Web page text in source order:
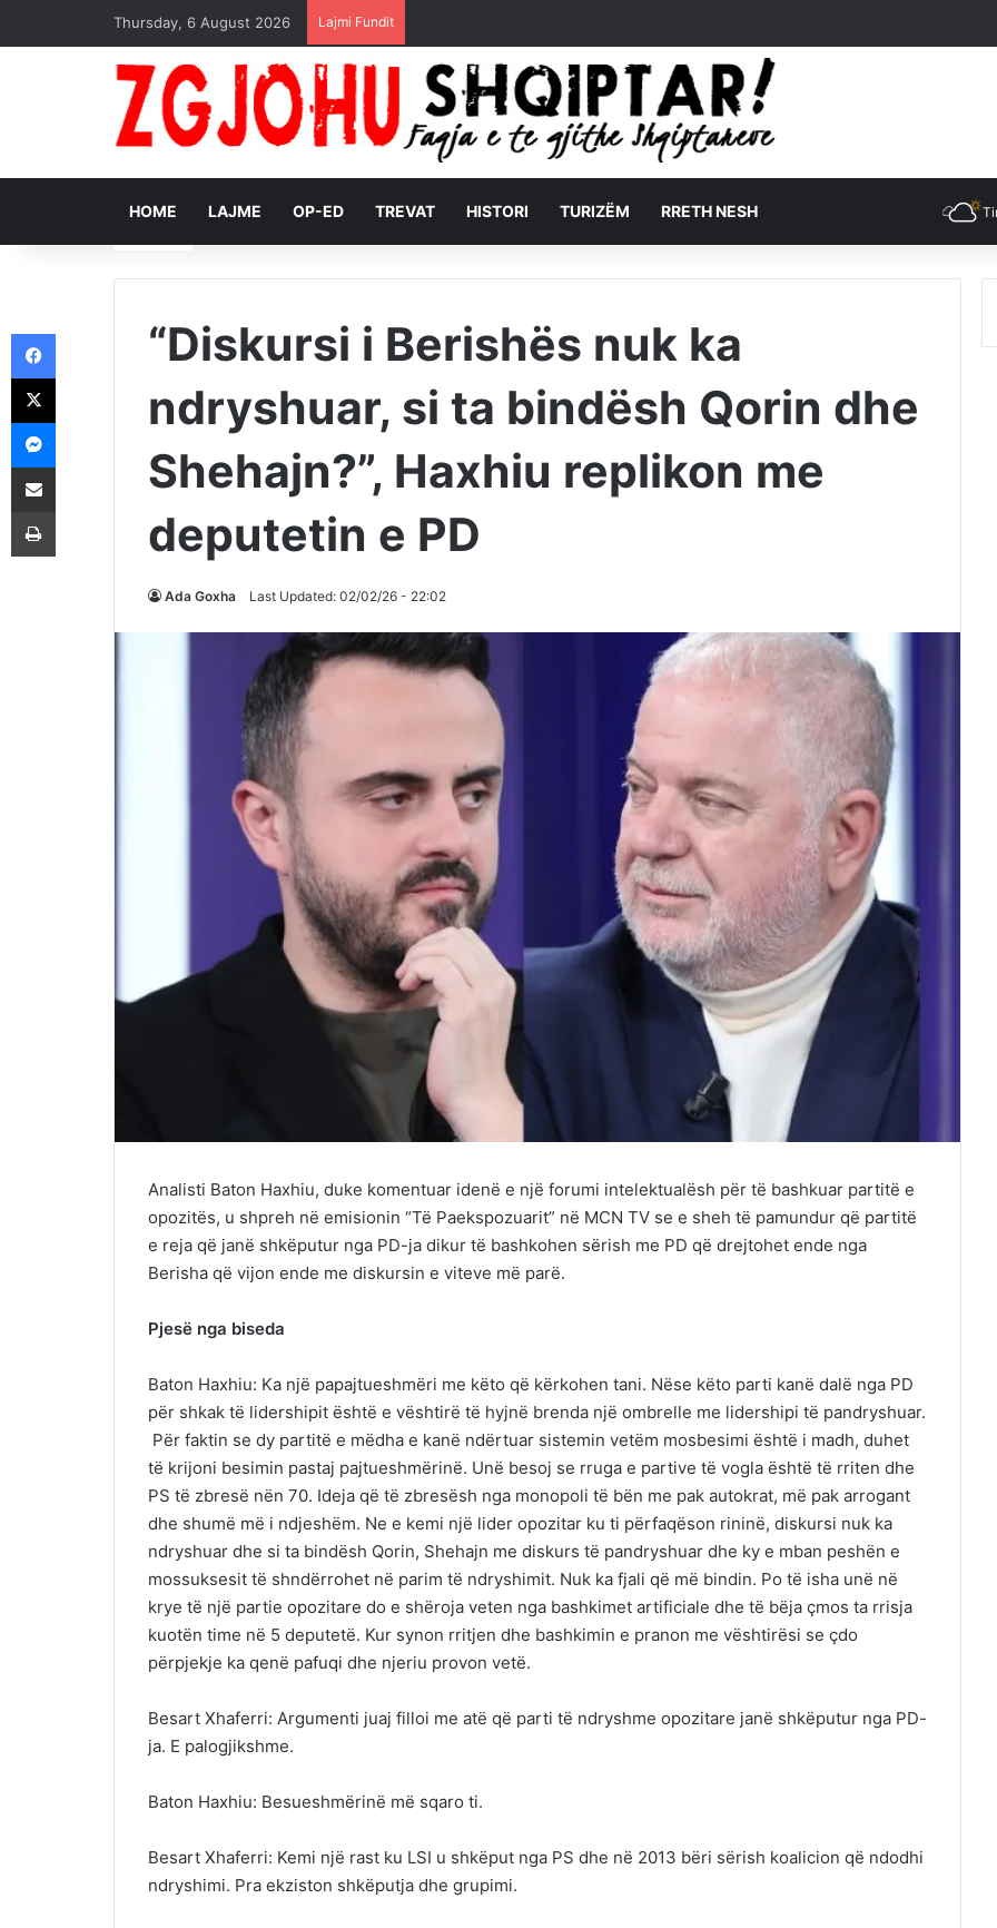
Thursday, 6 August 2026 Lajmi Fundit
HOME LAJME OP-ED TREVAT HISTORI TURIZËM RRETH NESH
“Diskursi i Berishës nuk ka
ndryshuar, si ta bindësh Qorin dhe
Shehajn?”, Haxhiu replikon me
deputetin e PD
Ada Goxha Last Updated: 02/02/26 - 22:02
Analisti Baton Haxhiu, duke komentuar idenë e një forumi intelektualësh për të bashkuar partitë e
opozitës, u shpreh në emisionin “Të Paekspozuarit” në MCN TV se e sheh të pamundur që partitë
e reja që janë shkëputur nga PD-ja dikur të bashkohen sërish me PD që drejtohet ende nga
Berisha që vijon ende me diskursin e viteve më parë.
Pjesë nga biseda
Baton Haxhiu: Ka një papajtueshmëri me këto që kërkohen tani. Nëse këto parti kanë dalë nga PD
për shkak të lidershipit është e vështirë të hyjnë brenda një ombrelle me lidershipi të pandryshuar.
Për faktin se dy partitë e mëdha e kanë ndërtuar sistemin vetëm mosbesimi është i madh, duhet
të krijoni besimin pastaj pajtueshmërinë. Unë besoj se rruga e partive të vogla është të rriten dhe
PS të zbresë nën 70. Ideja që të zbresësh nga monopoli të bën me pak autokrat, më pak arrogant
dhe shumë më i ndjeshëm. Ne e kemi një lider opozitar ku ti përfaqëson rininë, diskursi nuk ka
ndryshuar dhe si ta bindësh Qorin, Shehajn me diskurs të pandryshuar dhe ky e mban peshën e
mossuksesit të shndërrohet në parim të ndryshimit. Nuk ka fjali që më bindin. Po të isha unë në
krye të një partie opozitare do e shëroja veten nga bashkimet artificiale dhe të bëja çmos ta rrisja
kuotën time në 5 deputetë. Kur synon rritjen dhe bashkimin e pranon me vështirësi se çdo
përpjekje ka qenë pafuqi dhe njeriu provon vetë.
Besart Xhaferri: Argumenti juaj filloi me atë që parti të ndryshme opozitare janë shkëputur nga PD-
ja. E palogjikshme.
Baton Haxhiu: Besueshmërinë më sqaro ti.
Besart Xhaferri: Kemi një rast ku LSI u shkëput nga PS dhe në 2013 bëri sërish koalicion që ndodhi
ndryshimi. Pra ekziston shkëputja dhe grupimi.